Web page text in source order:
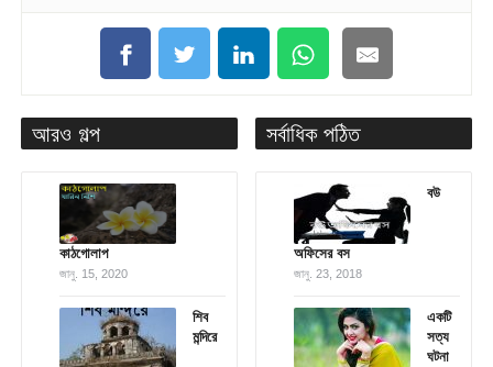
আরও গল্প
কাঠগোলাপ
জানু. 15, 2020
শিব
মন্দিরে
সর্বাধিক পঠিত
বউ
অফিসের বস
জানু. 23, 2018
একটি
সত্য
ঘটনা